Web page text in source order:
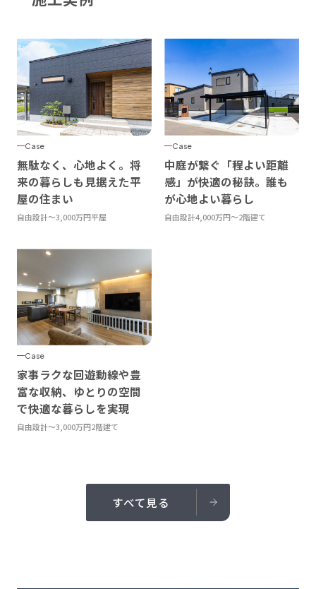
Case
無駄なく、心地よく。将
来の暮らしも見据えた平
屋の住まい
自由設計〜3,000万円平屋
Case
中庭が繋ぐ「程よい距離
感」が快適の秘訣。誰も
が心地よい暮らし
自由設計4,000万円〜2階建て
Case
家事ラクな回遊動線や豊
富な収納、ゆとりの空間
で快適な暮らしを実現
自由設計〜3,000万円2階建て
すべて見る